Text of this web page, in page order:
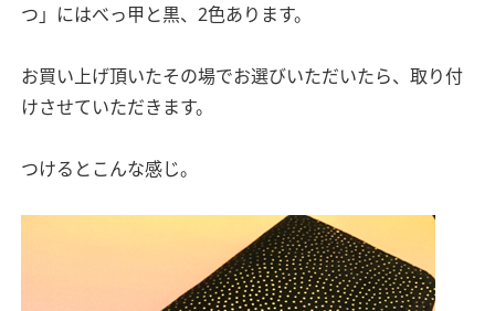
つ」にはべっ甲と黒、2色あります。
お買い上げ頂いたその場でお選びいただいたら、取り付
けさせていただきます。
つけるとこんな感じ。